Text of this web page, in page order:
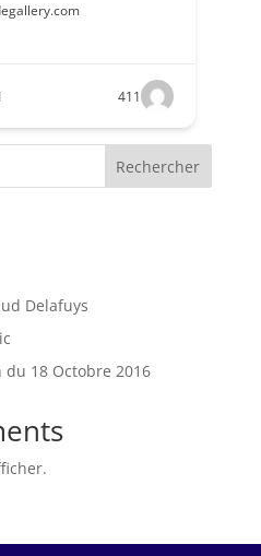
411
Rechercher
Delafuys
18 Octobre 2016